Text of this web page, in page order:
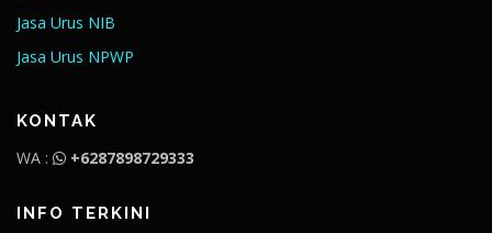
Jasa Urus NIB
Jasa Urus NPWP
KONTAK
WA : +6287898729333
INFO TERKINI